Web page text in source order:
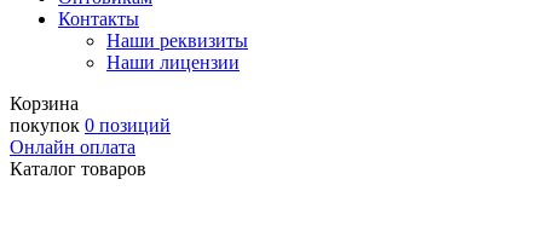
Контакты
Наши реквизиты
Наши лицензии
Корзина
покупок 0 позиций
Онлайн оплата
Каталог товаров